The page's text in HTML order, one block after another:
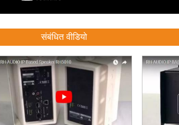
संबंधित वीडियो